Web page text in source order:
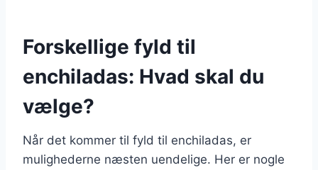
Forskellige fyld til
enchiladas: Hvad skal du
vælge?
Når det kommer til fyld til enchiladas, er
mulighederne næsten uendelige. Her er nogle